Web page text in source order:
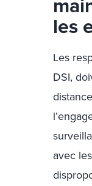
les
Les
DSI,
avec